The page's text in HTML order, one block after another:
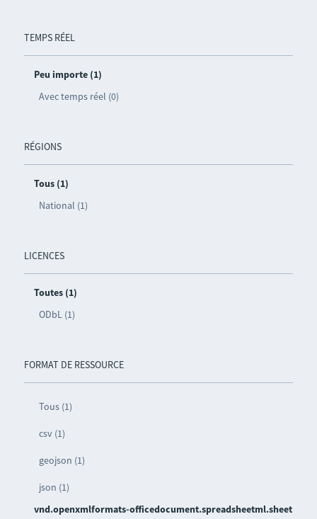
TEMPS RÉEL
Peu importe (1)
Avec temps réel (0)
RÉGIONS
Tous (1)
National (1)
LICENCES
Toutes (1)
ODbL (1)
FORMAT DE RESSOURCE
Tous (1)
csv (1)
geojson (1)
json (1)
vnd.openxmlformats-officedocument.spreadsheetml.sheet